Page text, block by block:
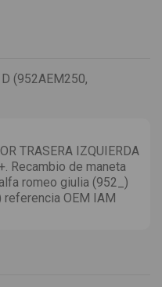
(952AEM250,
TRASERA IZQUIERDA
Recambio de maneta
romeo giulia (952_)
OEM IAM